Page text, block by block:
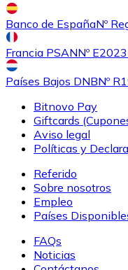
ComprarShiba Inucon
SHIB
ComprarUniswap
UNI
Banco de EspañaNº
Francia PSANNº
Países Bajos DNBNº
Bitnovo Pay
Giftcards
Aviso legal
Políticas y
Referido
Sobre nosotros
Empleo
Países
FAQs
Noticias